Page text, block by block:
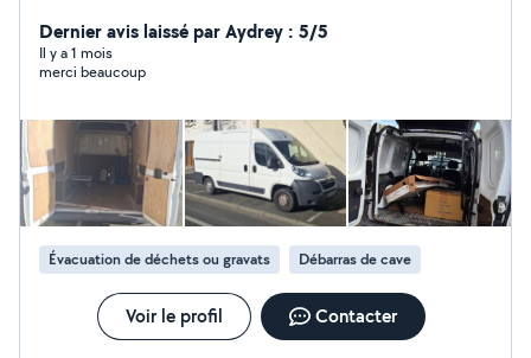
déménagement - Débarras, vide maison, garages,
greniers ... - Evacuation et mise en déchèterie - Livraison
de tout type de meubles, colis. Je suis équipé de
lourdes, ainsi qu'un chariot plateforme et des plateaux
roulants pour pouvoir faciliter la manutention des
meubles. Plusieurs années d'éxpèrience en la matière.
Ponctuel, soigneux, rigoureux et dynamique, je me
démène pour que vous soyez satisfait de mes services.
Vous pouvez me joindre directement par téléphone, je
me ferais un plaisir de répondre à vos questions. À très
bientôt ! Pierre
Dernier avis laissé par Aydrey : 5/5
Il y a 1 mois
merci beaucoup
Évacuation de déchets ou gravats Débarras de cave
Voir le profil Contacter